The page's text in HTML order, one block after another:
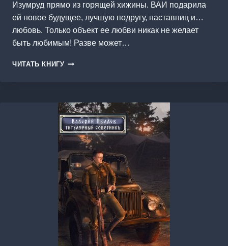
Изумруд прямо из горящей хижины. ВАИ подарила
ей новое будущее, лучшую подругу, наставниц и…
любовь. Только объект ее любви никак не желает
быть любимым! Разве может…
ЧИТАТЬ КНИГУ ЗЕЛЬЕ